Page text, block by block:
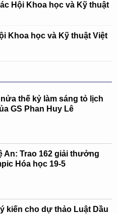
Hội Khoa học và Kỹ thuật
Khoa học và Kỹ thuật Việt
thế kỷ làm sáng tỏ lịch
GS Phan Huy Lê
An: Trao 162 giải thưởng
Hóa học 19-5
kiến cho dự thảo Luật Dầu